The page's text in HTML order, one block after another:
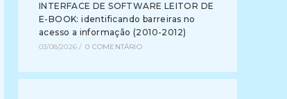
INTERFACE DE SOFTWARE LEITOR DE
E-BOOK: identificando barreiras no
acesso a informação (2010-2012)
03/08/2026 / 0 COMENTÁRIO